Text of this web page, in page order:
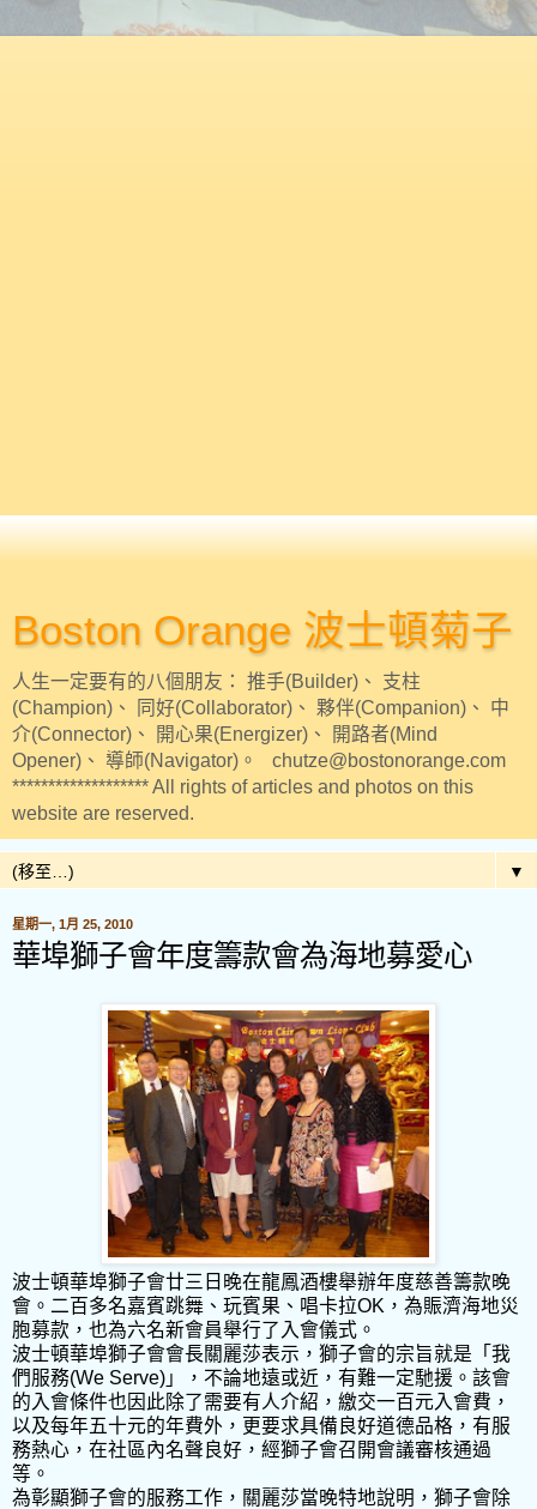
Boston Orange 波士頓菊子
人生一定要有的八個朋友： 推手(Builder)、 支柱
(Champion)、 同好(Collaborator)、 夥伴(Companion)、 中
介(Connector)、 開心果(Energizer)、 開路者(Mind
Opener)、 導師(Navigator)。 chutze@bostonorange.com
******************* All rights of articles and photos on this
website are reserved.
▼
星期一, 1月 25, 2010
華埠獅子會年度籌款會為海地募愛心
波士頓華埠獅子會廿三日晚在龍鳳酒樓舉辦年度慈善籌款晚
會。二百多名嘉賓跳舞、玩賓果、唱卡拉OK，為賑濟海地災
胞募款，也為六名新會員舉行了入會儀式。
波士頓華埠獅子會會長關麗莎表示，獅子會的宗旨就是「我
們服務(We Serve)」，不論地遠或近，有難一定馳援。該會
的入會條件也因此除了需要有人介紹，繳交一百元入會費，
以及每年五十元的年費外，更要求具備良好道德品格，有服
務熱心，在社區內名聲良好，經獅子會召開會議審核通過
等。
為彰顯獅子會的服務工作，關麗莎當晚特地說明，獅子會除